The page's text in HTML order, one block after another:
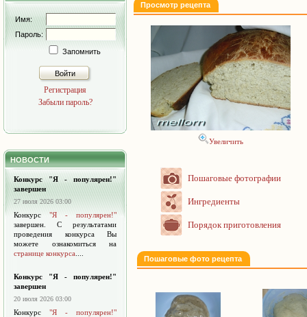
Имя:
Пароль:
Запомнить
Войти
Регистрация
Забыли пароль?
НОВОСТИ
Конкурс "Я - популярен!"
завершен
27 июля 2026 03:00
Конкурс "Я - популярен!"
завершен. С результатами
проведения конкурса Вы
можете ознакомиться на
странице конкурса
Конкурс "Я - популярен!"
завершен
20 июля 2026 03:00
Конкурс "Я - популярен!"
Просмотр рецепта
Увеличить
Пошаговые фотографии
Ингредиенты
Порядок приготовления
Пошаговые фото рецепта